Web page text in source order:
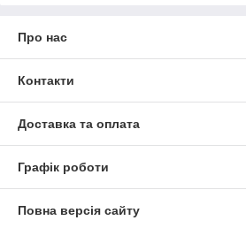
Про нас
Контакти
Доставка та оплата
Графік роботи
Повна версія сайту